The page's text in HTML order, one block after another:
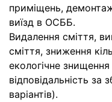
приміщень,
виїзд в ОСББ.
Видалення сміття,
сміття, зниження
екологічне знищення
відповідальність за
варіантів).